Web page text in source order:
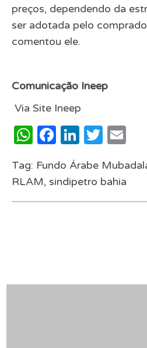
preços, dependendo da
ser adotada pelo
comentou ele.
Comunicação Ineep
Via Site Ineep
WhatsApp
Facebook
LinkedIn
Tag: Fundo Árabe
RLAM, sindipetro bahia